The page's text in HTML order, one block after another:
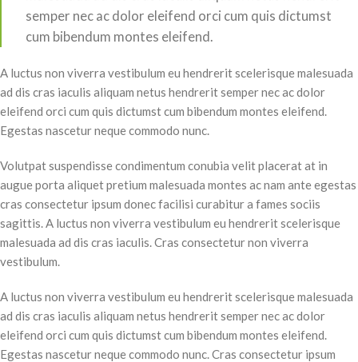
semper nec ac dolor eleifend orci cum quis dictumst
cum bibendum montes eleifend.
A luctus non viverra vestibulum eu hendrerit scelerisque malesuada
ad dis cras iaculis aliquam netus hendrerit semper nec ac dolor
eleifend orci cum quis dictumst cum bibendum montes eleifend.
Egestas nascetur neque commodo nunc.
Volutpat suspendisse condimentum conubia velit placerat at in
augue porta aliquet pretium malesuada montes ac nam ante egestas
cras consectetur ipsum donec facilisi curabitur a fames sociis
sagittis. A luctus non viverra vestibulum eu hendrerit scelerisque
malesuada ad dis cras iaculis. Cras consectetur non viverra
vestibulum.
A luctus non viverra vestibulum eu hendrerit scelerisque malesuada
ad dis cras iaculis aliquam netus hendrerit semper nec ac dolor
eleifend orci cum quis dictumst cum bibendum montes eleifend.
Egestas nascetur neque commodo nunc. Cras consectetur ipsum